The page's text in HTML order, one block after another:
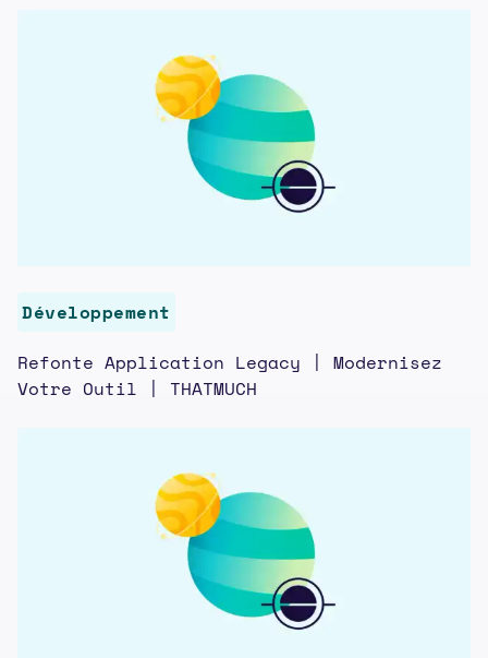
Développement
Refonte Application Legacy | Modernisez
Votre Outil | THATMUCH